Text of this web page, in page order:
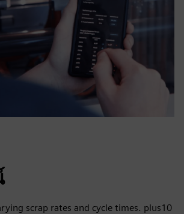
scrap rates and cycle times. plus10